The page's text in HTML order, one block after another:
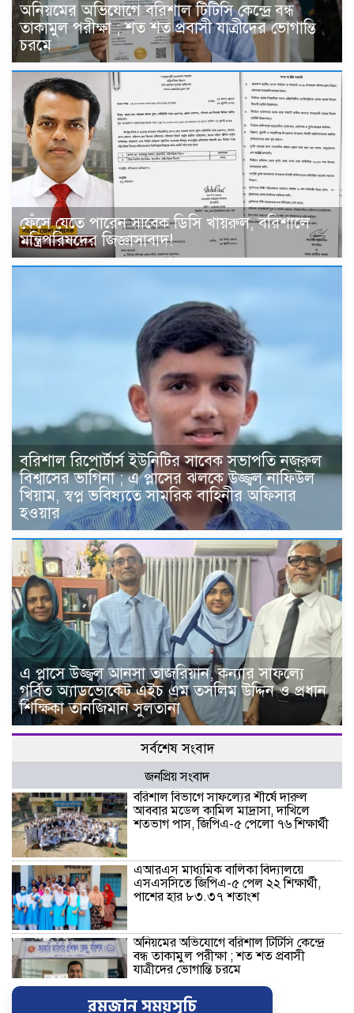
অনিয়মের অভিযোগে বরিশাল টিটিসি কেন্দ্রে বন্ধ
তাকামুল পরীক্ষা ; শত শত প্রবাসী যাত্রীদের ভোগান্তি
চরমে
ফেঁসে যেতে পারেন সাবেক ডিসি খায়রুল, বরিশালে
মন্ত্রিপরিষদের জিজ্ঞাসাবাদ!
বরিশাল রিপোর্টার্স ইউনিটির সাবেক সভাপতি নজরুল
বিশ্বাসের ভাগিনা ; এ প্লাসের ঝলকে উজ্জ্বল নাফিউল
খিয়াম, স্বপ্ন ভবিষ্যতে সামরিক বাহিনীর অফিসার
হওয়ার
এ প্লাসে উজ্জ্বল আনসা তাজরিয়ান, কন্যার সাফল্যে
গর্বিত অ্যাডভোকেট এইচ এম তসলিম উদ্দিন ও প্রধান
শিক্ষিকা তানজিমান সুলতানা
সর্বশেষ সংবাদ
জনপ্রিয় সংবাদ
বরিশাল বিভাগে সাফল্যের শীর্ষে দারুল
আববার মডেল কামিল মাদ্রাসা, দাখিলে
শতভাগ পাস, জিপিএ-৫ পেলো ৭৬ শিক্ষার্থী
এআরএস মাধ্যমিক বালিকা বিদ্যালয়ে
এসএসসিতে জিপিএ-৫ পেল ২২ শিক্ষার্থী,
পাশের হার ৮৩.৩৭ শতাংশ
অনিয়মের অভিযোগে বরিশাল টিটিসি কেন্দ্রে
বন্ধ তাকামুল পরীক্ষা ; শত শত প্রবাসী
যাত্রীদের ভোগান্তি চরমে
রমজান সময়সূচি